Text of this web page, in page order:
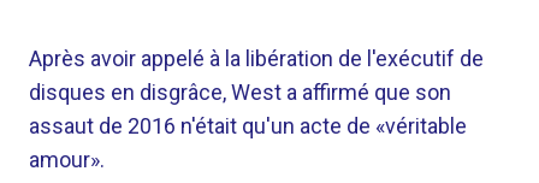
Après avoir appelé à la libération de l'exécutif de
disques en disgrâce, West a affirmé que son
assaut de 2016 n'était qu'un acte de «véritable
amour».